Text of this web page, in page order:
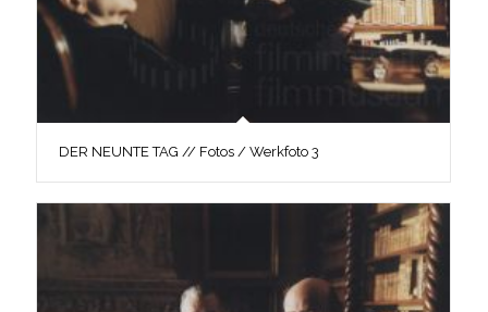
DER NEUNTE TAG // Fotos / Werkfoto 3